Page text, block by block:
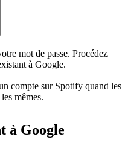
mot de passe. Procédez
à Google.
compte sur Spotify quand les
mêmes.
à Google